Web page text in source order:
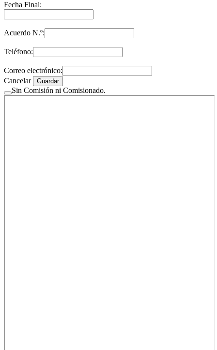
Fecha Final:
Acuerdo N.º:
Teléfono:
Correo electrónico:
Cancelar
Guardar
Sin Comisión ni Comisionado.